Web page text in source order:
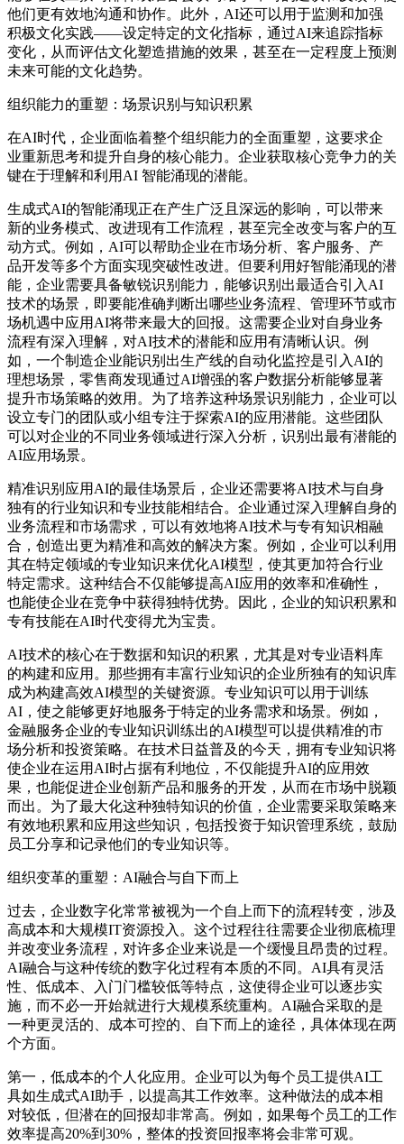
他们更有效地沟通和协作。此外，AI还可以用于监测和加强
积极文化实践——设定特定的文化指标，通过AI来追踪指标
变化，从而评估文化塑造措施的效果，甚至在一定程度上预测
未来可能的文化趋势。
组织能力的重塑：场景识别与知识积累
在AI时代，企业面临着整个组织能力的全面重塑，这要求企
业重新思考和提升自身的核心能力。企业获取核心竞争力的关
键在于理解和利用AI 智能涌现的潜能。
生成式AI的智能涌现正在产生广泛且深远的影响，可以带来
新的业务模式、改进现有工作流程，甚至完全改变与客户的互
动方式。例如，AI可以帮助企业在市场分析、客户服务、产
品开发等多个方面实现突破性改进。但要利用好智能涌现的潜
能，企业需要具备敏锐识别能力，能够识别出最适合引入AI
技术的场景，即要能准确判断出哪些业务流程、管理环节或市
场机遇中应用AI将带来最大的回报。这需要企业对自身业务
流程有深入理解，对AI技术的潜能和应用有清晰认识。例
如，一个制造企业能识别出生产线的自动化监控是引入AI的
理想场景，零售商发现通过AI增强的客户数据分析能够显著
提升市场策略的效用。为了培养这种场景识别能力，企业可以
设立专门的团队或小组专注于探索AI的应用潜能。这些团队
可以对企业的不同业务领域进行深入分析，识别出最有潜能的
AI应用场景。
精准识别应用AI的最佳场景后，企业还需要将AI技术与自身
独有的行业知识和专业技能相结合。企业通过深入理解自身的
业务流程和市场需求，可以有效地将AI技术与专有知识相融
合，创造出更为精准和高效的解决方案。例如，企业可以利用
其在特定领域的专业知识来优化AI模型，使其更加符合行业
特定需求。这种结合不仅能够提高AI应用的效率和准确性，
也能使企业在竞争中获得独特优势。因此，企业的知识积累和
专有技能在AI时代变得尤为宝贵。
AI技术的核心在于数据和知识的积累，尤其是对专业语料库
的构建和应用。那些拥有丰富行业知识的企业所独有的知识库
成为构建高效AI模型的关键资源。专业知识可以用于训练
AI，使之能够更好地服务于特定的业务需求和场景。例如，
金融服务企业的专业知识训练出的AI模型可以提供精准的市
场分析和投资策略。在技术日益普及的今天，拥有专业知识将
使企业在运用AI时占据有利地位，不仅能提升AI的应用效
果，也能促进企业创新产品和服务的开发，从而在市场中脱颖
而出。为了最大化这种独特知识的价值，企业需要采取策略来
有效地积累和应用这些知识，包括投资于知识管理系统，鼓励
员工分享和记录他们的专业知识等。
组织变革的重塑：AI融合与自下而上
过去，企业数字化常常被视为一个自上而下的流程转变，涉及
高成本和大规模IT资源投入。这个过程往往需要企业彻底梳理
并改变业务流程，对许多企业来说是一个缓慢且昂贵的过程。
AI融合与这种传统的数字化过程有本质的不同。AI具有灵活
性、低成本、入门门槛较低等特点，这使得企业可以逐步实
施，而不必一开始就进行大规模系统重构。AI融合采取的是
一种更灵活的、成本可控的、自下而上的途径，具体体现在两
个方面。
第一，低成本的个人化应用。企业可以为每个员工提供AI工
具如生成式AI助手，以提高其工作效率。这种做法的成本相
对较低，但潜在的回报却非常高。例如，如果每个员工的工作
效率提高20%到30%，整体的投资回报率将会非常可观。